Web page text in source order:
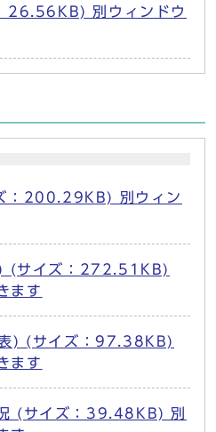
26.56KB) 別ウィンドウ
：200.29KB) 別ウィン
(サイズ：272.51KB)
ます
) (サイズ：97.38KB)
ます
(サイズ：39.48KB) 別